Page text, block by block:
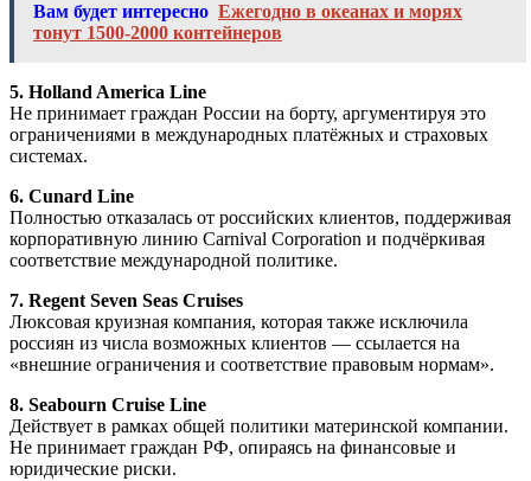
Вам будет интересно Ежегодно в океанах и морях
тонут 1500-2000 контейнеров
5. Holland America Line
Не принимает граждан России на борту, аргументируя это
ограничениями в международных платёжных и страховых
системах.
6. Cunard Line
Полностью отказалась от российских клиентов, поддерживая
корпоративную линию Carnival Corporation и подчёркивая
соответствие международной политике.
7. Regent Seven Seas Cruises
Люксовая круизная компания, которая также исключила
россиян из числа возможных клиентов — ссылается на
«внешние ограничения и соответствие правовым нормам».
8. Seabourn Cruise Line
Действует в рамках общей политики материнской компании.
Не принимает граждан РФ, опираясь на финансовые и
юридические риски.